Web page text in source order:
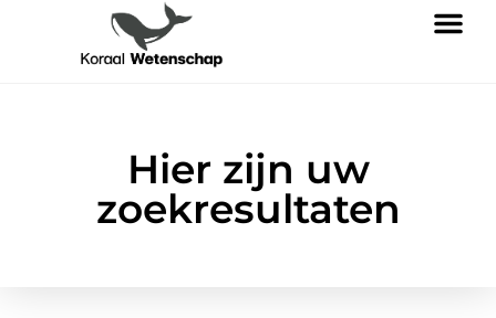
Hier zijn uw
zoekresultaten